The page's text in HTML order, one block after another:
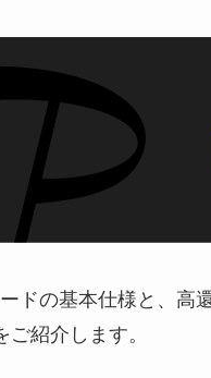
ドの基本仕様と、高
ご紹介します。